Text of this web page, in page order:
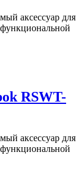
аксессуар для
RSWT-
аксессуар для